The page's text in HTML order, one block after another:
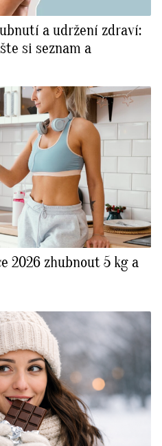
a udržení zdraví:
si seznam a
2026 zhubnout 5 kg a